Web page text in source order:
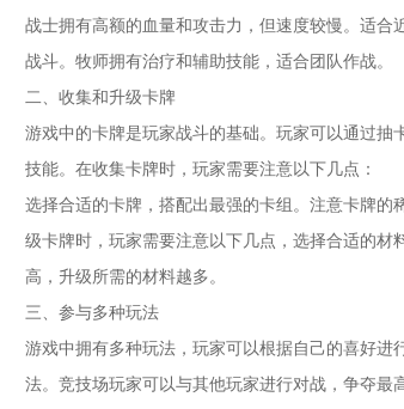
战士拥有高额的血量和攻击力，但速度较慢。适
战斗。牧师拥有治疗和辅助技能，适合团队作战。
二、收集和升级卡牌
游戏中的卡牌是玩家战斗的基础。玩家可以通过
技能。在收集卡牌时，玩家需要注意以下几点：
选择合适的卡牌，搭配出最强的卡组。注意卡牌
级卡牌时，玩家需要注意以下几点，选择合适的
高，升级所需的材料越多。
三、参与多种玩法
游戏中拥有多种玩法，玩家可以根据自己的喜好
法。竞技场玩家可以与其他玩家进行对战，争夺最